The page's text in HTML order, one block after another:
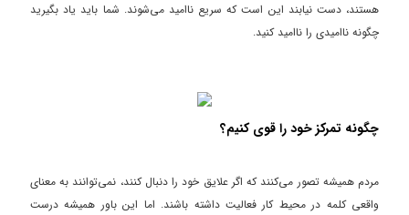
هستند، دست نیابند این است که سریع ناامید می‌شوند. شما باید یاد بگیرید
چگونه ناامیدی را ناامید کنید.
چگونه تمرکز خود را قوی کنیم؟
مردم همیشه تصور می‌کنند که اگر علایق خود را دنبال کنند، نمی‌توانند به معنای
واقعی کلمه در محیط کار فعالیت داشته باشند. اما این باور همیشه درست